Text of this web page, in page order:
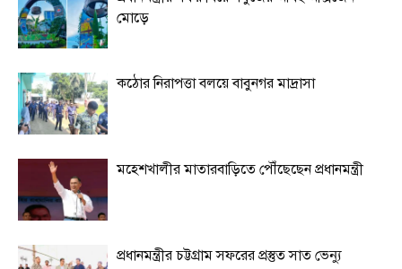
মোড়ে
কঠোর নিরাপত্তা বলয়ে বাবুনগর মাদ্রাসা
মহেশখালীর মাতারবাড়িতে পৌঁছেছেন প্রধানমন্ত্রী
প্রধানমন্ত্রীর চট্টগ্রাম সফরের প্রস্তুত সাত ভেন্যু